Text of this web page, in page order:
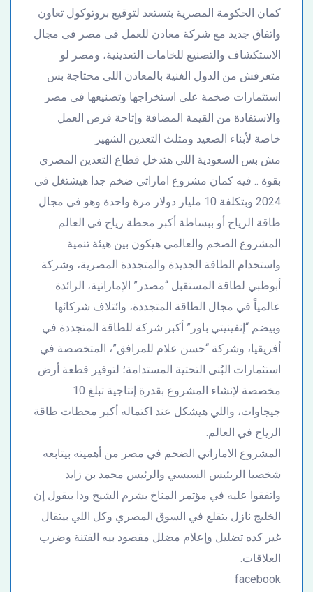
كمان الحكومة المصرية بتستعد لتوقيع بروتوكول تعاون
واتفاق جديد مع شركة معادن للعمل فى مصر فى مجال
الاستكشاف والتصنيع للخامات التعدينية، ومصر لو
متعرفش من الدول الغنية بالمعادن اللى محتاجة بس
استثمارات ضخمة على استخراجها وتصنيعها فى مصر
والاستفادة من القيمة المضافة وإتاحة فرص العمل
خاصة لأبناء الصعيد ومثلث التعدين الشهير
مش بس السعودية اللي هتدخل قطاع التعدين المصري
بقوة .. فيه كمان مشروع اماراتي ضخم جدا هيشتغل في
2024 وبتكلفة 10 مليار دولار مرة واحدة وهو في مجال
طاقة الرياح أو ببساطة أكبر محطة رياح في العالم.
المشروع الضخم والعالمي هيكون بين هيئة تنمية
واستخدام الطاقة الجديدة والمتجددة المصرية، وشركة
أبوظبي لطاقة المستقبل “مصدر” الإماراتية، الرائدة
عالمياً في مجال الطاقة المتجددة، وائتلاف شركائها
وبيضم “إنفينيتي باور” أكبر شركة للطاقة المتجددة في
أفريقيا، وشركة “حسن علام للمرافق”، المتخصصة في
استثمارات البُنى التحتية المستدامة؛ لتوفير قطعة أرض
مخصصة لإنشاء المشروع بقدرة إنتاجية تبلغ 10
جيجاوات، واللي هيشكل عند اكتماله أكبر محطات طاقة
الرياح في العالم.
المشروع الاماراتي الضخم في مصر من أهميته بيتابعه
شخصيا الرىئيس السيسي والرئيس محمد بن زايد
واتفقوا عليه في مؤتمر المناخ بشرم الشيخ ودا بيقول إن
الخليج نازل بتقلع في السوق المصري وكل اللي بيتقال
غير كده تضليل وإعلام مضلل مقصود بيه الفتنة وضرب
العلاقات.
facebook